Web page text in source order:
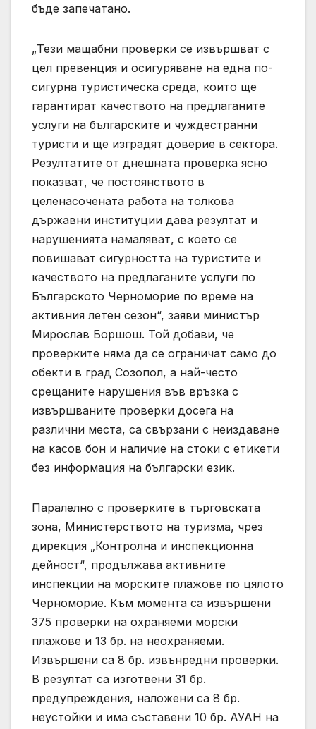
бъде запечатано.
„Тези мащабни проверки се извършват с
цел превенция и осигуряване на една по-
сигурна туристическа среда, които ще
гарантират качеството на предлаганите
услуги на българските и чуждестранни
туристи и ще изградят доверие в сектора.
Резултатите от днешната проверка ясно
показват, че постоянството в
целенасочената работа на толкова
държавни институции дава резултат и
нарушенията намаляват, с което се
повишават сигурността на туристите и
качеството на предлаганите услуги по
Българското Черноморие по време на
активния летен сезон“, заяви министър
Мирослав Боршош. Той добави, че
проверките няма да се ограничат само до
обекти в град Созопол, а най-често
срещаните нарушения във връзка с
извършваните проверки досега на
различни места, са свързани с неиздаване
на касов бон и наличие на стоки с етикети
без информация на български език.
Паралелно с проверките в търговската
зона, Министерството на туризма, чрез
дирекция „Контролна и инспекционна
дейност“, продължава активните
инспекции на морските плажове по цялото
Черноморие. Към момента са извършени
375 проверки на охраняеми морски
плажове и 13 бр. на неохраняеми.
Извършени са 8 бр. извънредни проверки.
В резултат са изготвени 31 бр.
предупреждения, наложени са 8 бр.
неустойки и има съставени 10 бр. АУАН на